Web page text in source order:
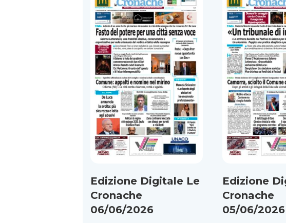
Edizione Digitale Le
Cronache
06/06/2026
Edizione
Cronache
05/06/2026